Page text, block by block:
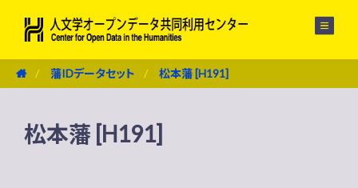
藩IDデータセット 松本藩 [H191]
松本藩 [H191]